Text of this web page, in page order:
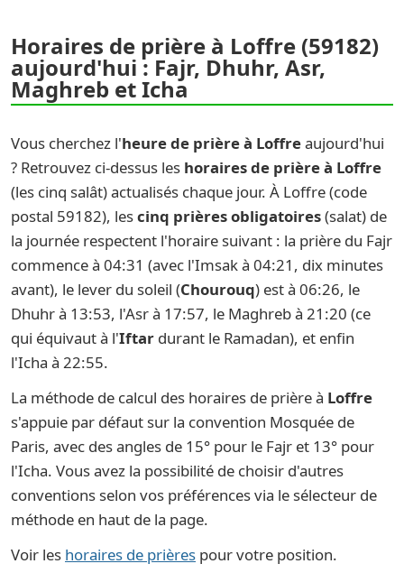
Horaires de prière à Loffre (59182)
aujourd'hui : Fajr, Dhuhr, Asr,
Maghreb et Icha
Vous cherchez l'heure de prière à Loffreaujourd'hui
? Retrouvez ci-dessus les horaires de prière à Loffre
(les cinq salât) actualisés chaque jour. À Loffre (code
postal 59182), lescinq prières obligatoires(salat) de
la journée respectent l'horaire suivant : la prière du Fajr
commence à 04:31 (avec l'Imsak à 04:21, dix minutes
avant), le lever du soleil (Chourouq) est à 06:26, le
Dhuhr à 13:53, l'Asr à 17:57, le Maghreb à 21:20 (ce
qui équivaut à l'Iftar durant le Ramadan), et enfin
l'Icha à 22:55.
La méthode de calcul des horaires de prière à Loffre
s'appuie par défaut sur la convention Mosquée de
Paris, avec des angles de 15° pour le Fajr et 13° pour
l'Icha. Vous avez la possibilité de choisir d'autres
conventions selon vos préférences via le sélecteur de
méthode en haut de la page.
Voir les horaires de prières pour votre position.